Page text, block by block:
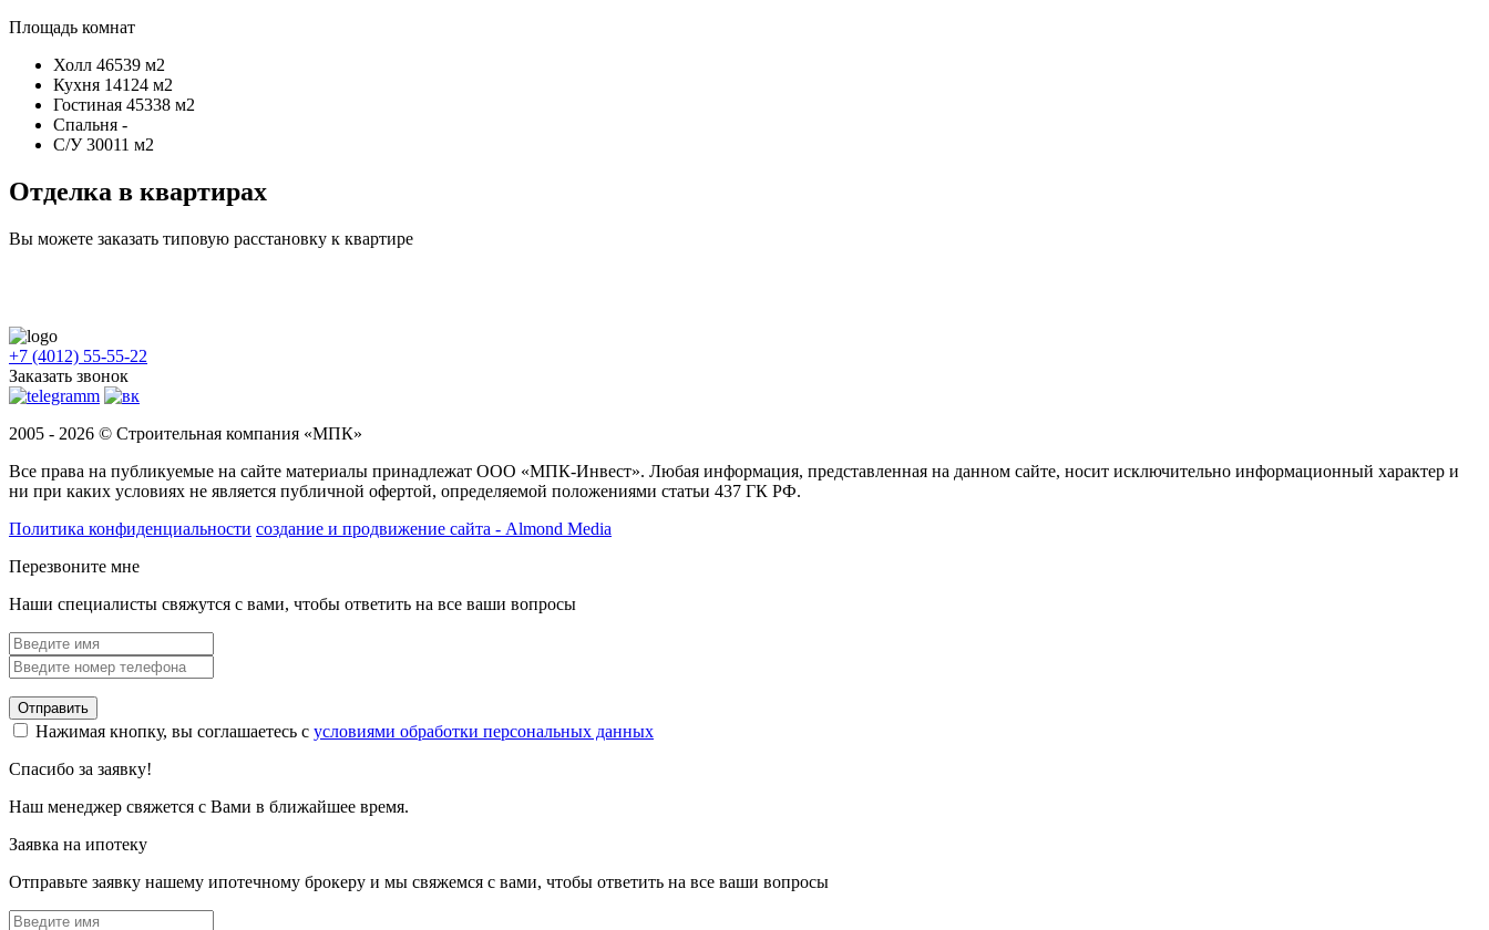
Площадь комнат
Холл 46539 м2
Кухня 14124 м2
Гостиная 45338 м2
Спальня -
С/У 30011 м2
Отделка в квартирах
Вы можете заказать типовую расстановку к квартире
+7 (4012) 55-55-22
Заказать звонок
2005 - 2026 © Строительная компания «МПК»
Все права на публикуемые на сайте материалы принадлежат ООО «МПК-Инвест». Любая информация, представленная на данном сайте, носит исключительно информационный характер и
ни при каких условиях не является публичной офертой, определяемой положениями статьи 437 ГК РФ.
Политика конфиденциальности создание и продвижение сайта - Almond Media
Перезвоните мне
Наши специалисты свяжутся с вами, чтобы ответить на все ваши вопросы
Отправить
Нажимая кнопку, вы соглашаетесь с условиями обработки персональных данных
Спасибо за заявку!
Наш менеджер свяжется с Вами в ближайшее время.
Заявка на ипотеку
Отправьте заявку нашему ипотечному брокеру и мы свяжемся с вами, чтобы ответить на все ваши вопросы